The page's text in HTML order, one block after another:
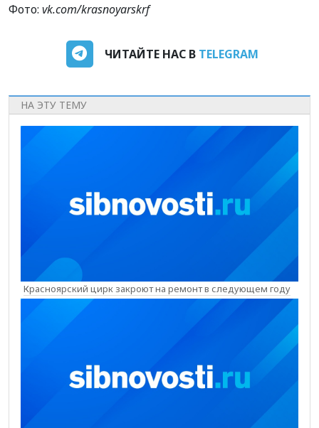
Фото: vk.com/krasnoyarskrf
ЧИТАЙТЕ НАС В TELEGRAM
НА ЭТУ ТЕМУ
Красноярский цирк закроют на ремонт в следующем году